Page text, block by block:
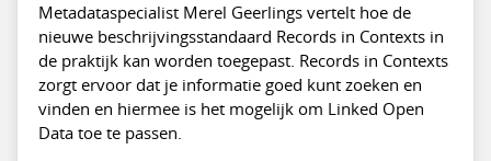
Metadataspecialist Merel Geerlings vertelt hoe de
nieuwe beschrijvingsstandaard Records in Contexts in
de praktijk kan worden toegepast. Records in Contexts
zorgt ervoor dat je informatie goed kunt zoeken en
vinden en hiermee is het mogelijk om Linked Open
Data toe te passen.